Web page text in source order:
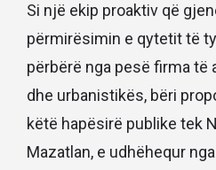
Si një ekip proaktiv që
përmirësimin e qytetit të
përbërë nga pesë firma
dhe urbanistikës, bëri
këtë hapësirë ​​publike tek
Mazatlan, e udhëhequr